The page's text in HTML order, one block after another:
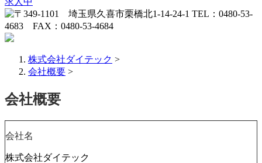
株式会社ダイテック >
会社概要 >
会社概要
会社名
株式会社ダイテック